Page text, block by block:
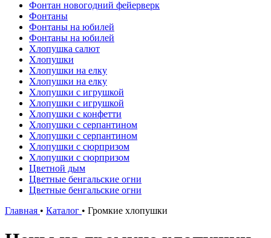
Фонтан новогодний фейерверк
Фонтаны
Фонтаны на юбилей
Фонтаны на юбилей
Хлопушка салют
Хлопушки
Хлопушки на елку
Хлопушки на елку
Хлопушки с игрушкой
Хлопушки с игрушкой
Хлопушки с конфетти
Хлопушки с серпантином
Хлопушки с серпантином
Хлопушки с сюрпризом
Хлопушки с сюрпризом
Цветной дым
Цветные бенгальские огни
Цветные бенгальские огни
Главная • Каталог • Громкие хлопушки